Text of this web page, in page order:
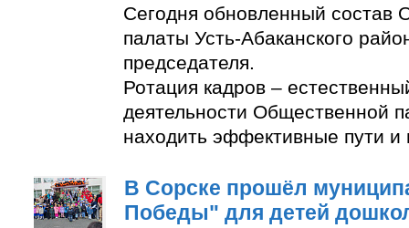
Сегодня обновленный состав
палаты Усть-Абаканского
председателя.
Ротация кадров –
деятельности Общественной
находить эффективные пути
В Сорске прошёл
Победы" для детей